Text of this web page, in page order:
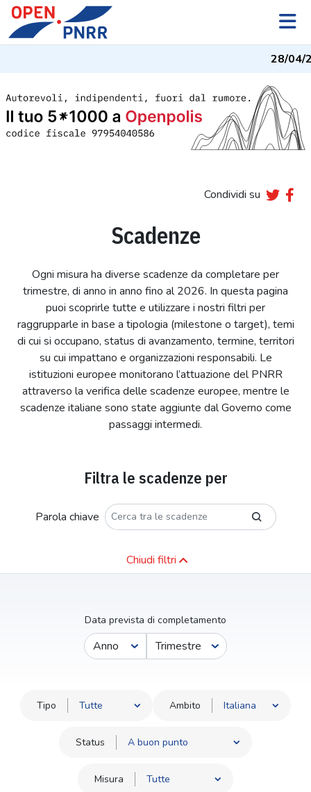
28/04/
Condividi su
Scadenze
Ogni misura ha diverse scadenze da completare per
trimestre, di anno in anno fino al 2026. In questa pagina
puoi scoprirle tutte e utilizzare i nostri filtri per
raggrupparle in base a tipologia (milestone o target), temi
di cui si occupano, status di avanzamento, termine, territori
su cui impattano e organizzazioni responsabili. Le
istituzioni europee monitorano l’attuazione del PNRR
attraverso la verifica delle scadenze europee, mentre le
scadenze italiane sono state aggiunte dal Governo come
passaggi intermedi.
Filtra le scadenze per
Parola chiave
Chiudi filtri
Data prevista di completamento
Anno
Trimestre
Tipo Ambito
Status
Misura